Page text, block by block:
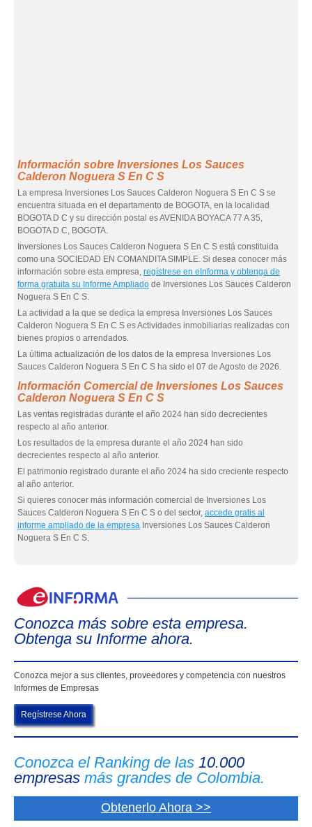
Información sobre Inversiones Los Sauces
Calderon Noguera S En C S
La empresa Inversiones Los Sauces Calderon Noguera S En C S se
encuentra situada en el departamento de BOGOTA, en la localidad
BOGOTA D C y su dirección postal es AVENIDA BOYACA 77 A 35,
BOGOTA D C, BOGOTA.
Inversiones Los Sauces Calderon Noguera S En C S está constituida
como una SOCIEDAD EN COMANDITA SIMPLE. Si desea conocer más
información sobre esta empresa, regístrese en eInforma y obtenga de
forma gratuita su Informe Ampliado de Inversiones Los Sauces Calderon
Noguera S En C S.
La actividad a la que se dedica la empresa Inversiones Los Sauces
Calderon Noguera S En C S es Actividades inmobiliarias realizadas con
bienes propios o arrendados.
La última actualización de los datos de la empresa Inversiones Los
Sauces Calderon Noguera S En C S ha sido el 07 de Agosto de 2026.
Información Comercial de Inversiones Los Sauces
Calderon Noguera S En C S
Las ventas registradas durante el año 2024 han sido decrecientes
respecto al año anterior.
Los resultados de la empresa durante el año 2024 han sido
decrecientes respecto al año anterior.
El patrimonio registrado durante el año 2024 ha sido creciente respecto
al año anterior.
Si quieres conocer más información comercial de Inversiones Los
Sauces Calderon Noguera S En C S o del sector, accede gratis al
informe ampliado de la empresa Inversiones Los Sauces Calderon
Noguera S En C S.
Conozca más sobre esta empresa.
Obtenga su Informe ahora.
Conozca mejor a sus clientes, proveedores y competencia con nuestros
Informes de Empresas
Regístrese Ahora
Conozca el Ranking de las 10.000
empresas más grandes de Colombia.
Obtenerlo Ahora >>